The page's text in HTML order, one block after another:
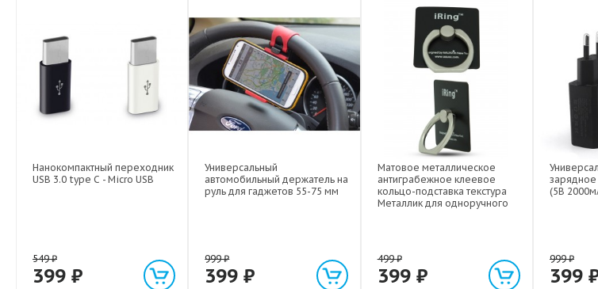
Нанокомпактный переходник
USB 3.0 type C - Micro USB
549₽
399 ₽
Универсальный
автомобильный держатель на
руль для гаджетов 55-75 мм
999₽
399₽
Матовое металлическое
антиграбежное клеевое
кольцо-подставка текстура
Металлик для одноручного
499₽
399 ₽
зарядное
(5В
999₽
399